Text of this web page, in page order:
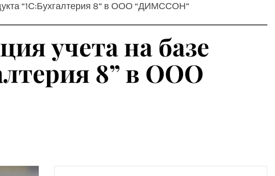
“1С:Бухгалтерия 8” в ООО “ДИМССОН”
учета на базе
8” в ООО